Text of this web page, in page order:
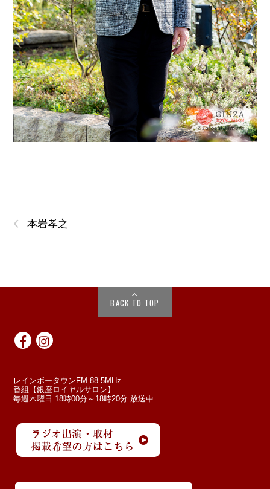
‹ 本岩孝之
BACK TO TOP
レインボータウンFM 88.5MHz
番組【銀座ロイヤルサロン】
毎週木曜日 18時00分～18時20分 放送中